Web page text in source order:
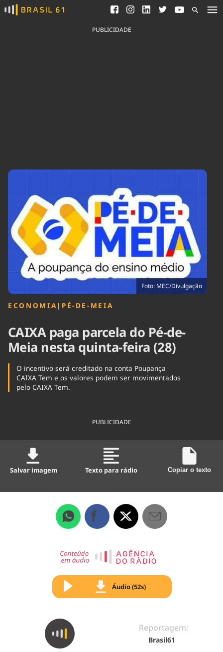
Ver todas as notícias
Saneamento
Indicadores
Brasil Mineral
Ciência &
Tecnologia
Cinema
Comportamento
Cultura
Economia
Educação
Infraestrutura
Internacional
Podcast
Política
Saúde
Tempo
PUBLICIDADE
Foto: MEC/Divulgação
ECONOMIA | PÉ-DE-MEIA
CAIXA paga parcela do Pé-de-
Meia nesta quinta-feira (28)
O incentivo será creditado na conta Poupança
CAIXA Tem e os valores podem ser movimentados
pelo CAIXA Tem.
PUBLICIDADE
Salvar imagem Texto para rádio Copiar o texto
Áudio (52s)
Reportagem:
Brasil61